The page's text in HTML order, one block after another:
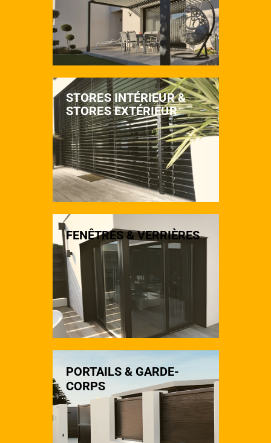
STORES INTÉRIEUR &
STORES EXTÉRIEUR
FENÊTRES & VERRIÈRES
PORTAILS & GARDE-
CORPS